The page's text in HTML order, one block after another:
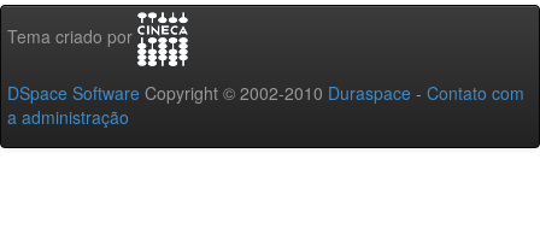
Tema criado por
DSpace Software Copyright © 2002-2010 Duraspace - Contato com
a administração